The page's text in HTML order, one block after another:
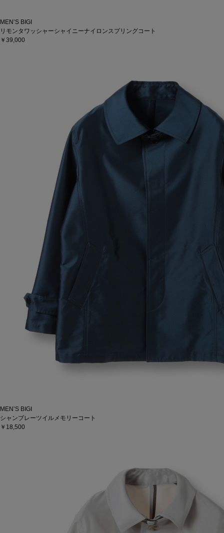
MEN’S BIGI
リモンタワッシャーシャイニーナイロンスプリングコート
￥39,000
MEN’S BIGI
シャンブレーツイルメモリーコート
￥18,500